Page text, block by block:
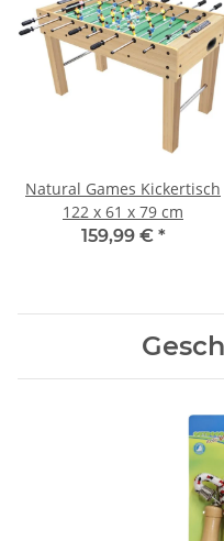
Natural Games Kickertisch
122 x 61 x 79 cm
159,99 € *